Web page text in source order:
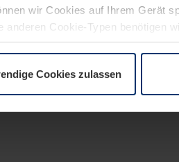
wir Cookies auf Ihrem Gerät
anderen Cookie-Typen benötigen
der SeiteDatenschutzerklärung
Cookies zulassen